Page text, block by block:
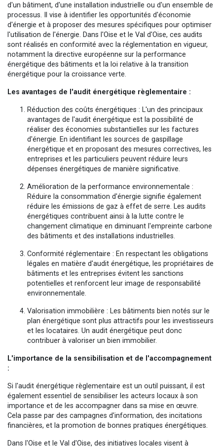
d'un bâtiment, d'une installation industrielle ou d'un ensemble de
processus. Il vise à identifier les opportunités d'économie
d'énergie et à proposer des mesures spécifiques pour optimiser
l'utilisation de l'énergie. Dans l'Oise et le Val d'Oise, ces audits
sont réalisés en conformité avec la réglementation en vigueur,
notamment la directive européenne sur la performance
énergétique des bâtiments et la loi relative à la transition
énergétique pour la croissance verte.
Les avantages de l'audit énergétique règlementaire :
Réduction des coûts énergétiques : L'un des principaux
avantages de l'audit énergétique est la possibilité de
réaliser des économies substantielles sur les factures
d'énergie. En identifiant les sources de gaspillage
énergétique et en proposant des mesures correctives, les
entreprises et les particuliers peuvent réduire leurs
dépenses énergétiques de manière significative.
Amélioration de la performance environnementale :
Réduire la consommation d'énergie signifie également
réduire les émissions de gaz à effet de serre. Les audits
énergétiques contribuent ainsi à la lutte contre le
changement climatique en diminuant l'empreinte carbone
des bâtiments et des installations industrielles.
Conformité réglementaire : En respectant les obligations
légales en matière d'audit énergétique, les propriétaires de
bâtiments et les entreprises évitent les sanctions
potentielles et renforcent leur image de responsabilité
environnementale.
Valorisation immobilière : Les bâtiments bien notés sur le
plan énergétique sont plus attractifs pour les investisseurs
et les locataires. Un audit énergétique peut donc
contribuer à valoriser un bien immobilier.
L'importance de la sensibilisation et de l'accompagnement
:
Si l'audit énergétique règlementaire est un outil puissant, il est
également essentiel de sensibiliser les acteurs locaux à son
importance et de les accompagner dans sa mise en œuvre.
Cela passe par des campagnes d'information, des incitations
financières, et la promotion de bonnes pratiques énergétiques.
Dans l'Oise et le Val d'Oise, des initiatives locales visent à